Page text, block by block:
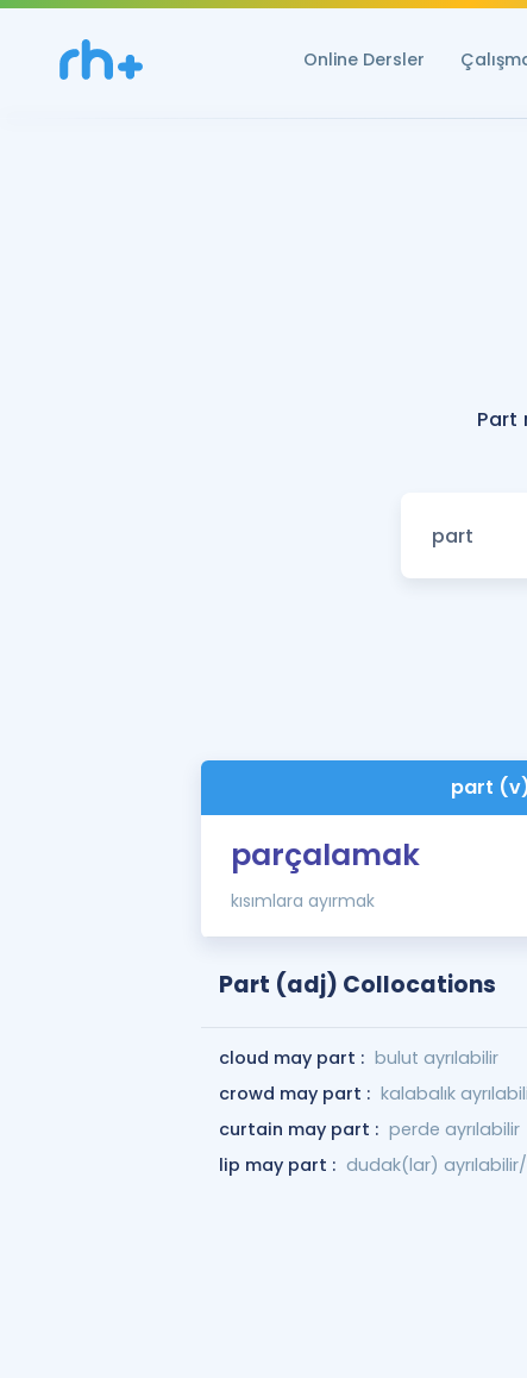
Online Dersler
Part
part
parçalamak
kısımlara ayırmak
Part (adj) Collocations
cloud may part : bulut ayrılabilir
crowd may part : kalabalık
curtain may part : perde ayrılabilir
lip may part : dudak(lar)